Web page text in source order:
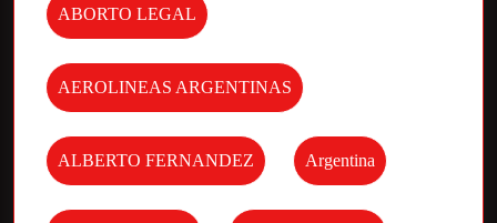
ABORTO LEGAL
AEROLINEAS ARGENTINAS
ALBERTO FERNANDEZ Argentina